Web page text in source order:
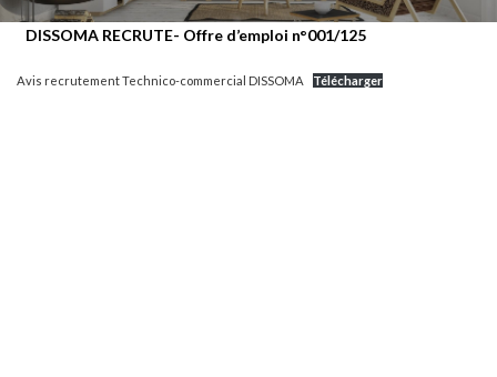
DISSOMA RECRUTE- Offre d’emploi n°001/125
Avis recrutement Technico-commercial DISSOMA Télécharger